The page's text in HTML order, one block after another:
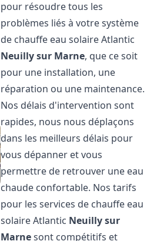
pour résoudre tous les
problèmes liés à votre système
de chauffe eau solaire Atlantic
Neuilly sur Marne, que ce soit
pour une installation, une
réparation ou une maintenance.
Nos délais d'intervention sont
rapides, nous nous déplaçons
dans les meilleurs délais pour
vous dépanner et vous
permettre de retrouver une eau
chaude confortable. Nos tarifs
pour les services de chauffe eau
solaire Atlantic Neuilly sur
Marnesont compétitifs et